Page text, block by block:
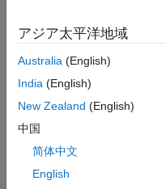
this
in
a
skill
アジア太平洋地域
Australia (English)
India (English)
New Zealand (English)
中国
简体中文
English